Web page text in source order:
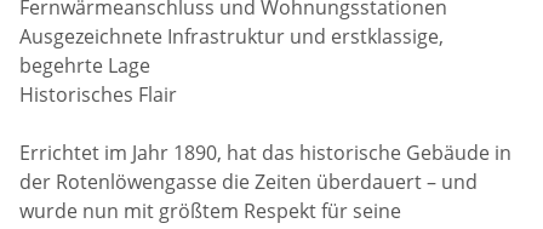
Fernwärmeanschluss und Wohnungsstationen
Ausgezeichnete Infrastruktur und erstklassige,
begehrte Lage
Historisches Flair
Errichtet im Jahr 1890, hat das historische Gebäude in
der Rotenlöwengasse die Zeiten überdauert – und
wurde nun mit größtem Respekt für seine